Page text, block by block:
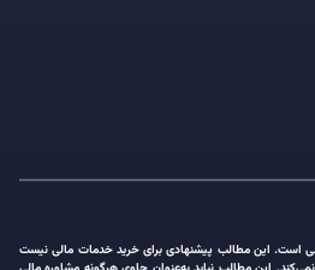
این مطالب پیشنهادی برای خرید خدمات مالی نیست